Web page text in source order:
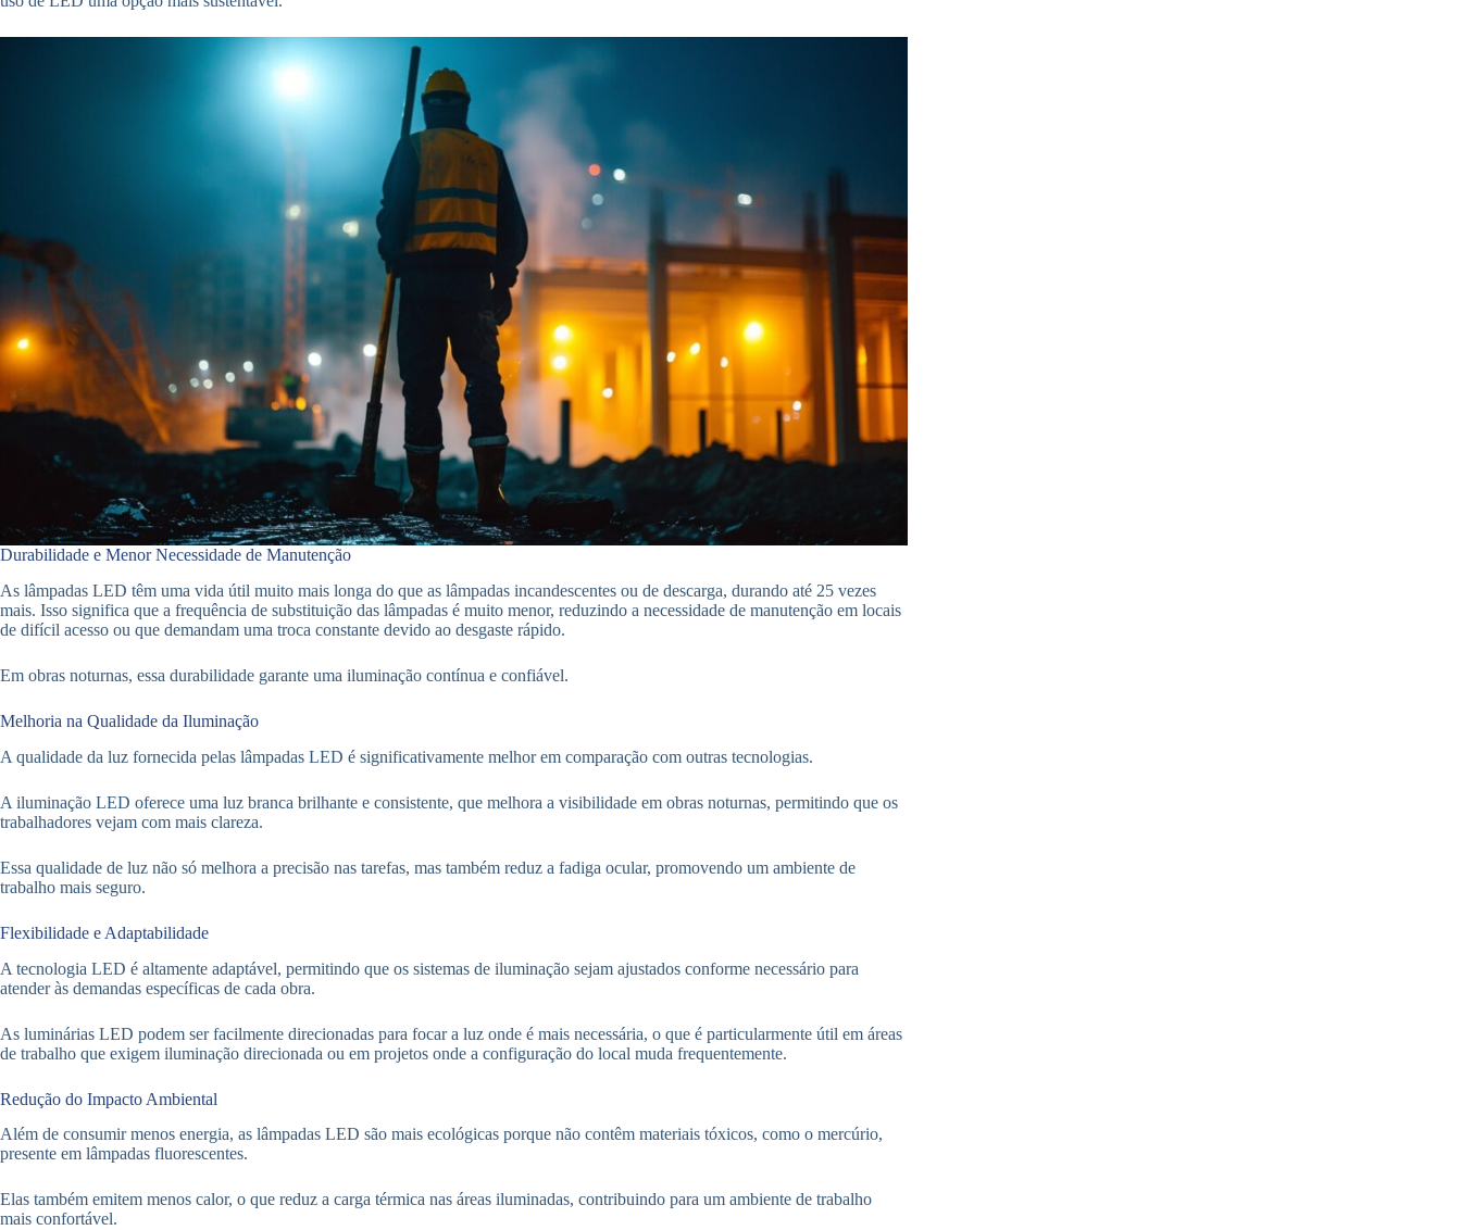
Durabilidade e Menor Necessidade de Manutenção
As lâmpadas LED têm uma vida útil muito mais longa do que as lâmpadas incandescentes ou de descarga, durando até 25 vezes
mais. Isso significa que a frequência de substituição das lâmpadas é muito menor, reduzindo a necessidade de manutenção em locais
de difícil acesso ou que demandam uma troca constante devido ao desgaste rápido.
Em obras noturnas, essa durabilidade garante uma iluminação contínua e confiável.
Melhoria na Qualidade da Iluminação
A qualidade da luz fornecida pelas lâmpadas LED é significativamente melhor em comparação com outras tecnologias.
A iluminação LED oferece uma luz branca brilhante e consistente, que melhora a visibilidade em obras noturnas, permitindo que os
trabalhadores vejam com mais clareza.
Essa qualidade de luz não só melhora a precisão nas tarefas, mas também reduz a fadiga ocular, promovendo um ambiente de
trabalho mais seguro.
Flexibilidade e Adaptabilidade
A tecnologia LED é altamente adaptável, permitindo que os sistemas de iluminação sejam ajustados conforme necessário para
atender às demandas específicas de cada obra.
As luminárias LED podem ser facilmente direcionadas para focar a luz onde é mais necessária, o que é particularmente útil em áreas
de trabalho que exigem iluminação direcionada ou em projetos onde a configuração do local muda frequentemente.
Redução do Impacto Ambiental
Além de consumir menos energia, as lâmpadas LED são mais ecológicas porque não contêm materiais tóxicos, como o mercúrio,
presente em lâmpadas fluorescentes.
Elas também emitem menos calor, o que reduz a carga térmica nas áreas iluminadas, contribuindo para um ambiente de trabalho
mais confortável.